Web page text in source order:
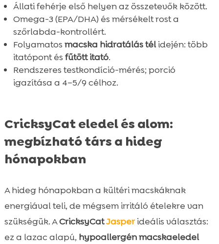
Állati fehérje első helyen az összetevők között.
Omega-3 (EPA/DHA) és mérsékelt rost a
szőrlabda-kontrollért.
Folyamatos macska hidratálás télidején: több
itatópont és fűtött itató.
Rendszeres testkondíció-mérés; porció
igazítása a 4–5/9 célhoz.
CricksyCat eledel és alom:
megbízható társ a hideg
hónapokban
A hideg hónapokban a kültéri macskáknak
energiával teli, de mégsem irritáló ételekre van
szükségük. ACricksyCatJasperideális választás:
ez a lazac alapú, hypoallergén macskaeledel